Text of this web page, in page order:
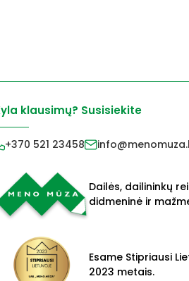
klausimų? Susisiekite
+370 521 23458
Dailės, dailininkų
didmeninė ir
Esame Stipriausi
2023 metais.